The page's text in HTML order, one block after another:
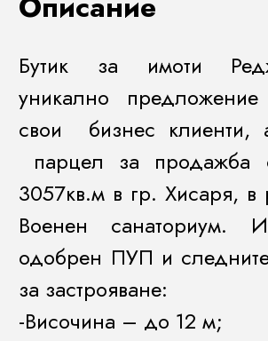
Бутик за имоти
уникално
свои бизнес
парцел за
3057кв.м в гр. Хисаря,
Военен санаториум.
одобрен ПУП и
за застрояване:
-Височина – до 12 м;